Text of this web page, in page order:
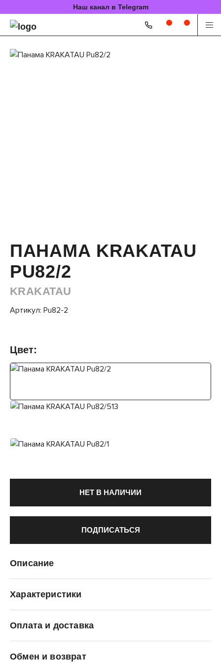
Наш канал в Telegram
ПАНАМА KRAKATAU
PU82/2
KRAKATAU
Артикул: Pu82-2
Цвет:
НЕТ В НАЛИЧИИ
ПОДПИСАТЬСЯ
Описание
Характеристики
Оплата и доставка
Обмен и возврат